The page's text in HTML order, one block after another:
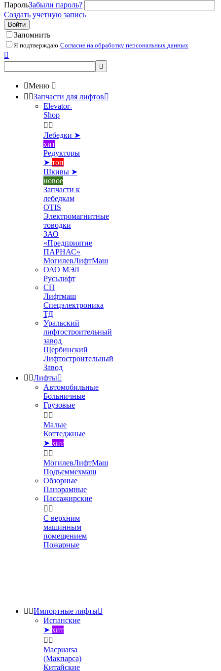
ПарольЗабыли пароль?
Создать учетную запись
Войти
Запомнить
Я подтверждаю Согласие на обработку персональных данных


Меню 
 Запчасти для лифтов
Elevator-
Shop
 
Лебедки ➤
хит
Редукторы
➤ топ
Шкивы ➤
новое
Запчасти к
лебедкам
OTIS
Электромагнитные
товодки
ЗАО
«Предприятие
ПАРНАС»
МогилевЛифтМаш
ОАО МЭЛ
Русьлифт
СП
Лифтмаш
Спецэлектроника
ТД
Уральский
лифтостроительный
завод
Щербинский
Лифтостроительный
Завод
 Лифты
Автомобильные
Больничные
Грузовые
 
Малые
Коттеджные
➤ хит
 
МогилевЛифтМаш
Подъеммехмаш
Обзорные
Панорамные
Пассажирские
 
С верхним
машинным
помещением
Пожарные
 Импортные лифты
Испанские
➤ хит
 
Macpuarsa
(Макпарса)
Китайские